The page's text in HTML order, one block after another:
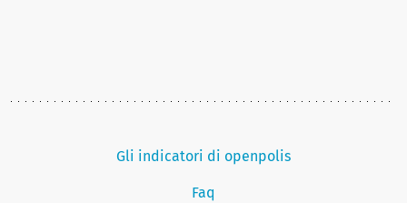
Gli indicatori di openpolis
Faq